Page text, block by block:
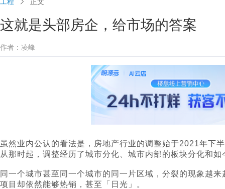
这就是头部房企，给市场的答案
作者：凌峰
虽然业内公认的看法是，房地产行业的调整始于2021年下
从那时起，调整经历了城市分化、城市内部的板块分化和如
同一个城市甚至同一个城市的同一片区域，分裂的现象越
项目却依然能够热销，甚至「日光」。